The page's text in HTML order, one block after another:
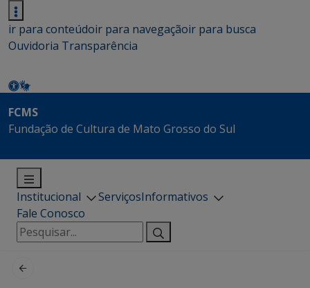
ir para conteúdoir para navegaçãoir para busca
Ouvidoria Transparência
FCMS
Fundação de Cultura de Mato Grosso do Sul
Institucional ServiçosInformativos
Fale Conosco
Pesquisar
por: